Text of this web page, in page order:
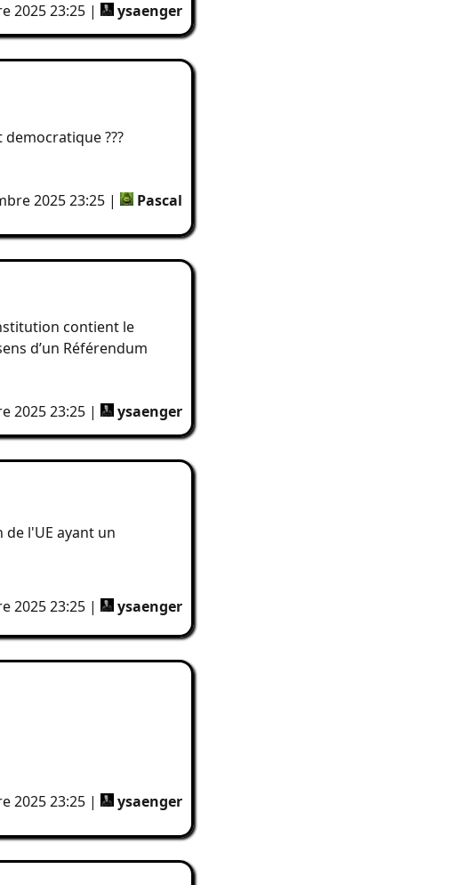
2025 23:25 | ysaenger
???
2025 23:25 | Pascal
contient le
d’un Référendum
2025 23:25 | ysaenger
de l'UE ayant un
2025 23:25 | ysaenger
2025 23:25 | ysaenger